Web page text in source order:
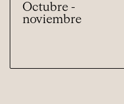
Octubre -
noviembre